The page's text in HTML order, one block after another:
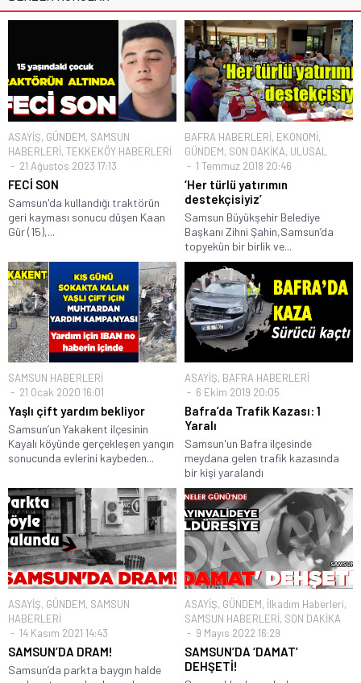
ASAYİŞ, GÜNDEM, SAMSUN
HABERLERİ, TEKKEKÖY HABERLERİ
21 Ağustos 2023 17:13
FECİ SON
Samsun'da kullandığı traktörün
geri kayması sonucu düşen Kaan
Gür (15),...
BAFRA HABERLERİ, EKONOMİ,
GÜNDEM, SON DAKİKA, ULUSAL
1 Temmuz 2018 20:46
‘Her türlü yatırımın
destekçisiyiz’
Samsun Büyükşehir Belediye
Başkanı Zihni Şahin,Samsun’da
topyekün bir birlik ve...
SAMSUN HABERLERİ
21 Ocak 2020 16:01
Yaşlı çift yardım bekliyor
Samsun’un Yakakent ilçesinin
Kayalı köyünde gerçekleşen yangın
sonucunda evlerini kaybeden...
ASAYİŞ, BAFRA HABERLERİ
6 Ekim 2019 20:05
Bafra’da Trafik Kazası: 1
Yaralı
Samsun'un Bafra ilçesinde
meydana gelen trafik kazasında
bir kişi yaralandı
ASAYİŞ, GÜNDEM, SAMSUN
HABERLERİ
14 Kasım 2021 14:43
SAMSUN’DA DRAM!
Samsun’da parkta baygın halde
ASAYİŞ, GÜNDEM, İlkadım Haberleri,
SAMSUN HABERLERİ, SON DAKİKA
9 Mayıs 2022 16:29
SAMSUN’DA ‘DAMAT’
DEHŞETİ!